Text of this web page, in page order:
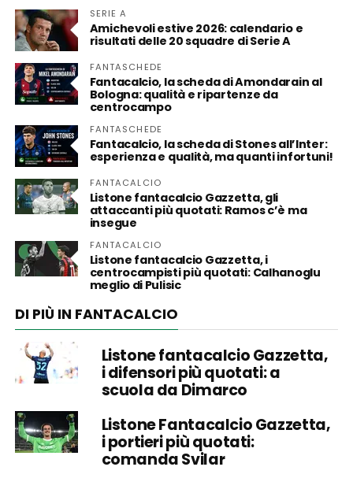
SERIE A
Amichevoli estive 2026: calendario e
risultati delle 20 squadre di Serie A
FANTASCHEDE
Fantacalcio, la scheda di Amondarain al
Bologna: qualità e ripartenze da
centrocampo
FANTASCHEDE
Fantacalcio, la scheda di Stones all’Inter:
esperienza e qualità, ma quanti infortuni!
FANTACALCIO
Listone fantacalcio Gazzetta, gli
attaccanti più quotati: Ramos c’è ma
insegue
FANTACALCIO
Listone fantacalcio Gazzetta, i
centrocampisti più quotati: Calhanoglu
meglio di Pulisic
DI PIÙ IN FANTACALCIO
Listone fantacalcio Gazzetta,
i difensori più quotati: a
scuola da Dimarco
Listone Fantacalcio Gazzetta,
i portieri più quotati:
comanda Svilar